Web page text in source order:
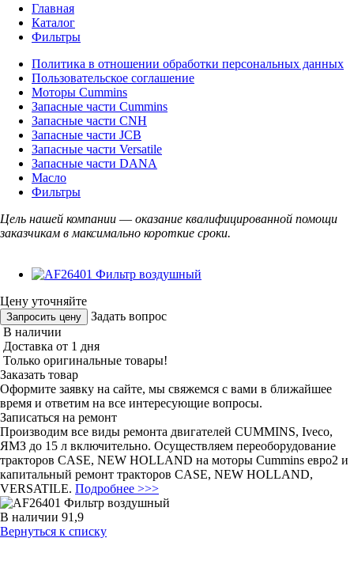
Главная
Каталог
Фильтры
Политика в отношении обработки персональных данных
Пользовательское соглашение
Моторы Cummins
Запасные части Cummins
Запасные части CNH
Запасные части JCB
Запасные части Versatile
Запасные части DANA
Масло
Фильтры
Цель нашей компании — оказание квалифицированной помощи
заказчикам в максимально короткие сроки.
Цену уточняйте
Запросить цену
Задать вопрос
В наличии
Доставка от 1 дня
Только оригинальные товары!
Заказать товар
Оформите заявку на сайте, мы свяжемся с вами в ближайшее
время и ответим на все интересующие вопросы.
Записаться на ремонт
Производим все виды ремонта двигателей CUMMINS, Iveco,
ЯМЗ до 15 л включительно. Осуществляем переоборудование
тракторов CASE, NEW HOLLAND на моторы Cummins евро2 и
капитальный ремонт тракторов CASE, NEW HOLLAND,
VERSATILE. Подробнее >>>
В наличии 91,9
Вернуться к списку